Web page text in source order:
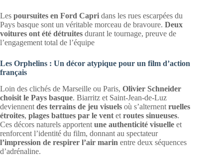
Les poursuites en Ford Capri dans les rues escarpées du
Pays basque sont un véritable morceau de bravoure. Deux
voitures ont été détruites durant le tournage, preuve de
l’engagement total de l’équipe
Les Orphelins : Un décor atypique pour un film d’action
français
Loin des clichés de Marseille ou Paris, Olivier Schneider
choisit le Pays basque. Biarritz et Saint-Jean-de-Luz
deviennent des terrains de jeu visuels où s’alternent ruelles
étroites, plages battues par le vent et routes sinueuses.
Ces décors naturels apportent une authenticité visuelle et
renforcent l’identité du film, donnant au spectateur
l’impression de respirer l’air marin entre deux séquences
d’adrénaline.